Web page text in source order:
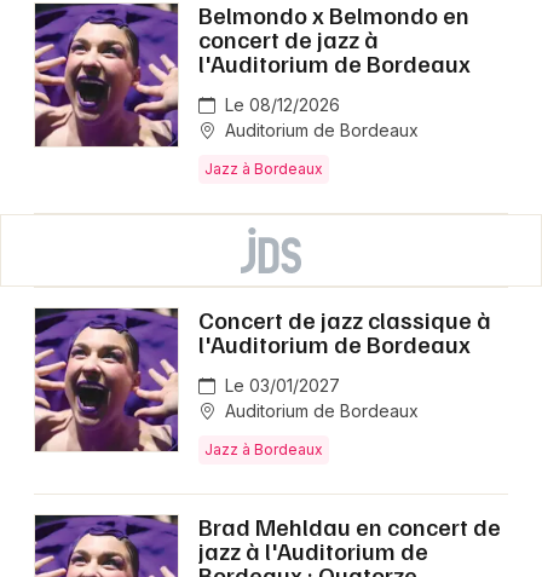
Belmondo x Belmondo en
concert de jazz à
l'Auditorium de Bordeaux
Le 08/12/2026
Auditorium de Bordeaux
Jazz à Bordeaux
Concert de jazz classique à
l'Auditorium de Bordeaux
Le 03/01/2027
Auditorium de Bordeaux
Jazz à Bordeaux
Brad Mehldau en concert de
jazz à l'Auditorium de